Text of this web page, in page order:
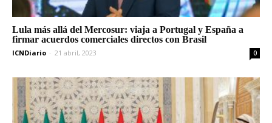
Lula más allá del Mercosur: viaja a Portugal y España a
firmar acuerdos comerciales directos con Brasil
ICNDiario - 21 abril, 2023 0